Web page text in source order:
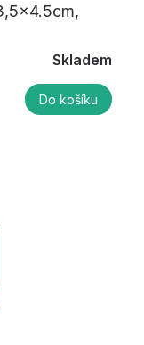
Skladem
Do košíku